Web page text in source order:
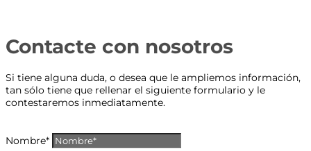
Contacte con nosotros
Si tiene alguna duda, o desea que le ampliemos información,
tan sólo tiene que rellenar el siguiente formulario y le
contestaremos inmediatamente.
Nombre*